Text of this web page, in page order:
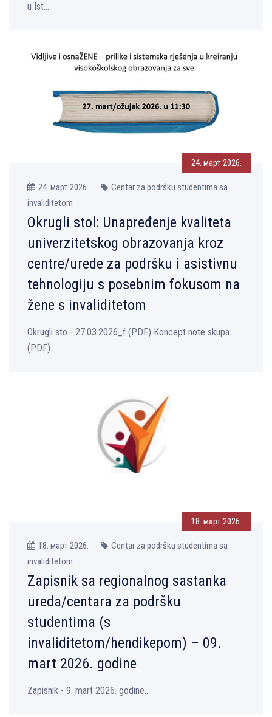
u Ist...
24. март 2026.
24. март 2026.
Centar za podršku studentima sa
invaliditetom
Okrugli stol: Unapređenje kvaliteta
univerzitetskog obrazovanja kroz
centre/urede za podršku i asistivnu
tehnologiju s posebnim fokusom na
žene s invaliditetom
Okrugli sto - 27.03.2026_f (PDF) Koncept note skupa
(PDF)...
18. март 2026.
18. март 2026.
Centar za podršku studentima sa
invaliditetom
Zapisnik sa regionalnog sastanka
ureda/centara za podršku
studentima (s
invaliditetom/hendikepom) – 09.
mart 2026. godine
Zapisnik - 9. mart 2026. godine...